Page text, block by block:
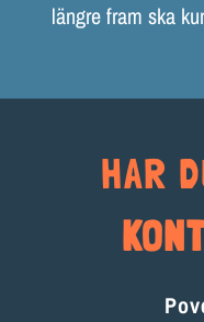
längre fram ska
HAR